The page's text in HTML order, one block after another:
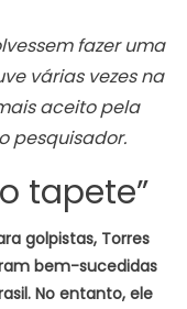
fazer uma
várias vezes na
aceito pela
pesquisador.
tapete”
golpistas, Torres
bem-sucedidas
No entanto, ele